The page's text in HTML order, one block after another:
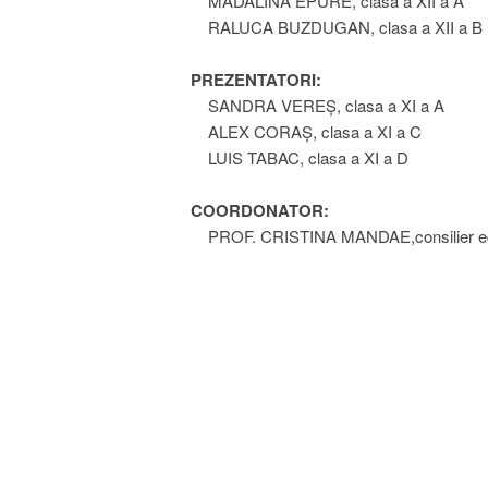
RALUCA BUZDUGAN, clasa a XII a B
PREZENTATORI:
SANDRA VEREȘ, clasa a XI a A
ALEX CORAȘ, clasa a XI a C
LUIS TABAC, clasa a XI a D
COORDONATOR:
PROF. CRISTINA MANDAE,consilier